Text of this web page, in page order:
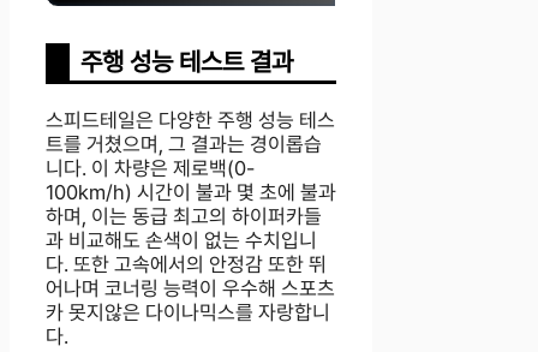
주행 성능 테스트 결과
스피드테일은 다양한 주행 성능 테스
트를 거쳤으며, 그 결과는 경이롭습
니다. 이 차량은 제로백(0-
100km/h) 시간이 불과 몇 초에 불과
하며, 이는 동급 최고의 하이퍼카들
과 비교해도 손색이 없는 수치입니
다. 또한 고속에서의 안정감 또한 뛰
어나며 코너링 능력이 우수해 스포츠
카 못지않은 다이나믹스를 자랑합니
다.